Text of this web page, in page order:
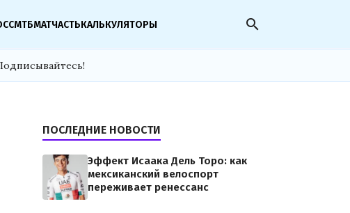
МТБМАТЧАСТЬКАЛЬКУЛЯТОРЫ search
ПОСЛЕДНИЕ НОВОСТИ
Эффект Исаака Дель Торо: как
мексиканский велоспорт
переживает ренессанс